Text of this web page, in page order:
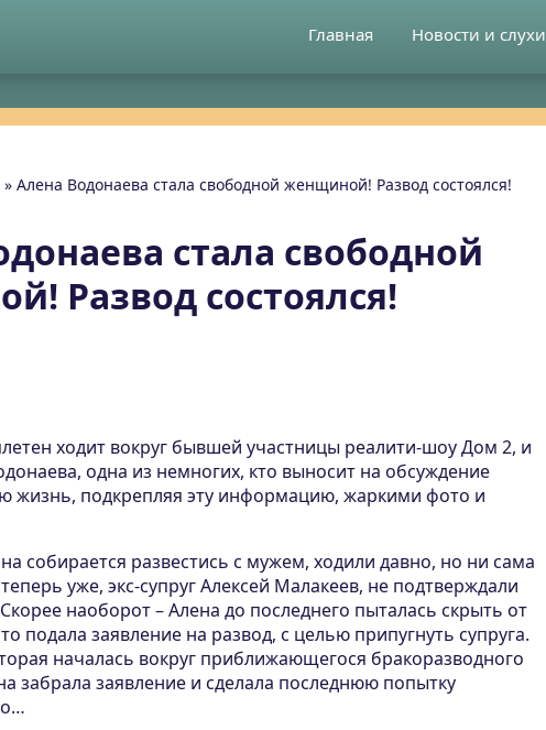
Главная Новости и слухи
» Алена Водонаева стала свободной женщиной! Развод состоялся!
стала свободной
Развод состоялся!
ходит вокруг бывшей участницы реалити-шоу Дом 2, и
одна из немногих, кто выносит на обсуждение
жизнь, подкрепляя эту информацию, жаркими фото и
собирается развестись с мужем, ходили давно, но ни сама
уже, экс-супруг Алексей Малакеев, не подтверждали
наоборот – Алена до последнего пыталась скрыть от
подала заявление на развод, с целью припугнуть супруга.
началась вокруг приближающегося бракоразводного
забрала заявление и сделала последнюю попытку